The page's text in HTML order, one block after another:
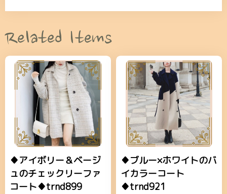
Related Items
♦アイボリー＆ベージ
ュのチェックリーファ
コート♦trnd899
♦ブルー×ホワイトのバ
イカラーコート
♦trnd921